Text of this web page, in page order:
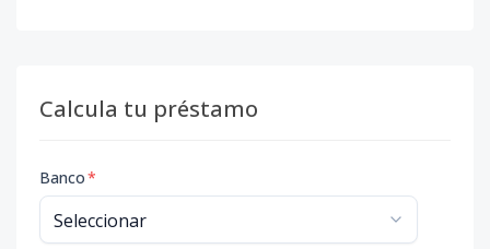
Calcula tu préstamo
Banco*